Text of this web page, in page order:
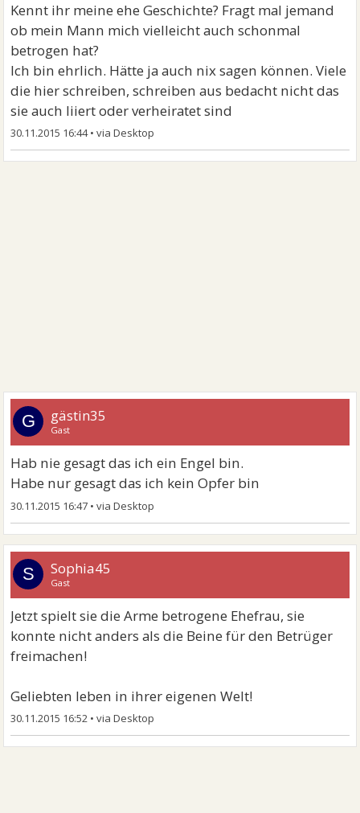
Kennt ihr meine ehe Geschichte? Fragt mal jemand
ob mein Mann mich vielleicht auch schonmal
betrogen hat?
Ich bin ehrlich. Hätte ja auch nix sagen können. Viele
die hier schreiben, schreiben aus bedacht nicht das
sie auch liiert oder verheiratet sind
30.11.2015 16:44•
G gästin35
Gast
Hab nie gesagt das ich ein Engel bin.
Habe nur gesagt das ich kein Opfer bin
30.11.2015 16:47 •
S Sophia45
Gast
Jetzt spielt sie die Arme betrogene Ehefrau, sie
konnte nicht anders als die Beine für den Betrüger
freimachen!
Geliebten leben in ihrer eigenen Welt!
30.11.2015 16:52 •